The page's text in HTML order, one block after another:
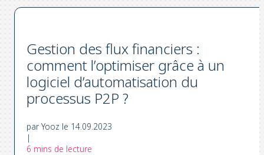
Gestion des flux financiers :
comment l’optimiser grâce à un
logiciel d’automatisation du
processus P2P ?
par Yooz le 14.09.2023
|
6 mins de lecture